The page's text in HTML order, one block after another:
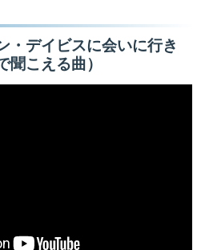
・デイビスに会いに行き
聞こえる曲）